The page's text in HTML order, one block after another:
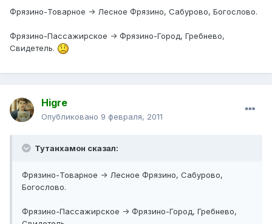
Фрязино-Товарное -> Лесное Фрязино, Сабурово, Богослово.
Фрязино-Пассажирское -> Фрязино-Город, Гребнево,
Свидетель.
Higre
Опубликовано 9 февраля, 2011
Тутанхамон сказал:
Фрязино-Товарное -> Лесное Фрязино, Сабурово,
Богослово.
Фрязино-Пассажирское -> Фрязино-Город, Гребнево,